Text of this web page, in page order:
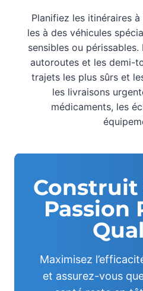
Planifiez les itinéraires
les à des véhicules
sensibles ou
autoroutes et les demi-
trajets les plus sûrs et
les livraisons
médicaments, les
Construit
Passion
Maximisez
et assurez-vous